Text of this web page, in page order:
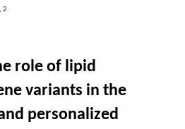
, 2
role of lipid
variants in the
personalized